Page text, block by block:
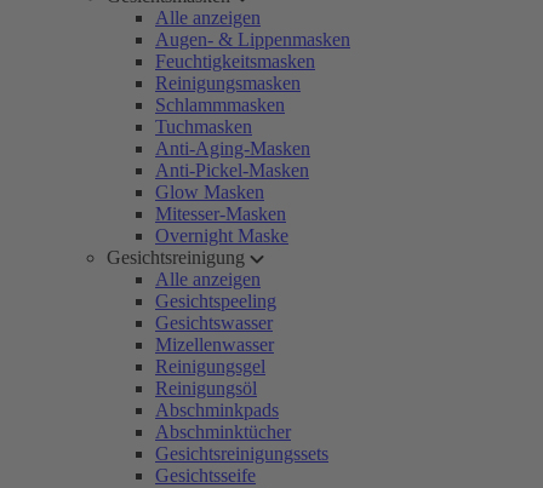
Alle anzeigen
Augen- & Lippenmasken
Feuchtigkeitsmasken
Reinigungsmasken
Schlammmasken
Tuchmasken
Anti-Aging-Masken
Anti-Pickel-Masken
Glow Masken
Mitesser-Masken
Overnight Maske
Gesichtsreinigung
Alle anzeigen
Gesichtspeeling
Gesichtswasser
Mizellenwasser
Reinigungsgel
Reinigungsöl
Abschminkpads
Abschminktücher
Gesichtsreinigungssets
Gesichtsseife